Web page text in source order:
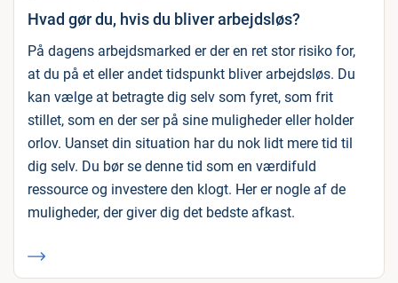
Hvad gør du, hvis du bliver arbejdsløs?
På dagens arbejdsmarked er der en ret stor risiko for,
at du på et eller andet tidspunkt bliver arbejdsløs. Du
kan vælge at betragte dig selv som fyret, som frit
stillet, som en der ser på sine muligheder eller holder
orlov. Uanset din situation har du nok lidt mere tid til
dig selv. Du bør se denne tid som en værdifuld
ressource og investere den klogt. Her er nogle af de
muligheder, der giver dig det bedste afkast.